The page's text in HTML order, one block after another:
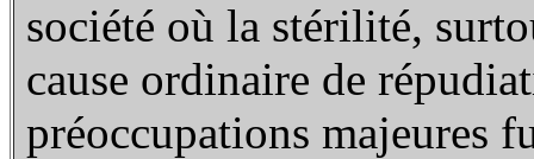
société où la stérilité,
cause ordinaire de
préoccupations majeures